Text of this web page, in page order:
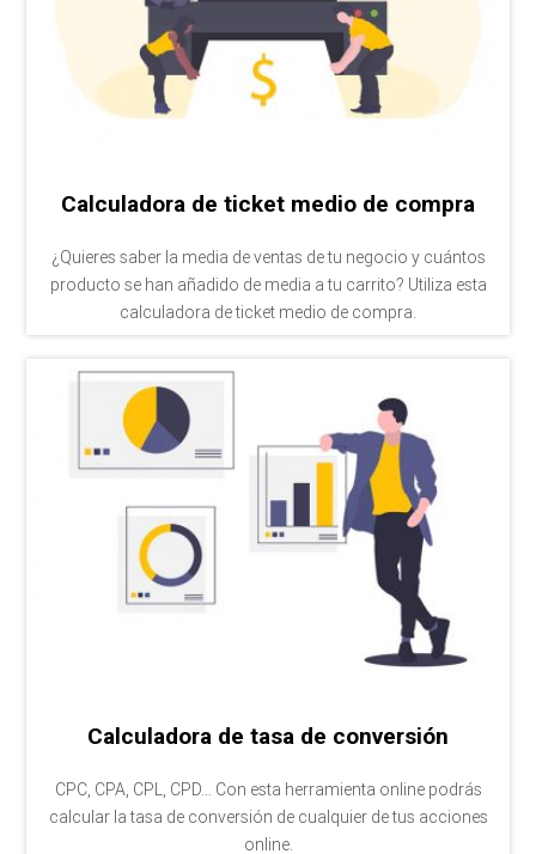
Calculadora de ticket medio de compra
¿Quieres saber la media de ventas de tu negocio y cuántos
producto se han añadido de media a tu carrito? Utiliza esta
calculadora de ticket medio de compra.
Calculadora de tasa de conversión
CPC, CPA, CPL, CPD… Con esta herramienta online podrás
calcular la tasa de conversión de cualquier de tus acciones
online.